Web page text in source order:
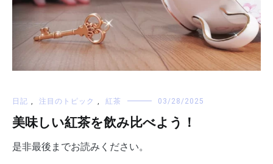
日記 , 注目のトピック , 紅茶 03/28/2025
美味しい紅茶を飲み比べよう！
是非最後までお読みください。